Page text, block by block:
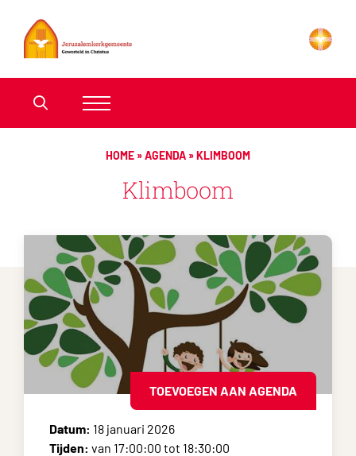
HOME »AGENDA »KLIMBOOM
Klimboom
TOEVOEGEN AAN AGENDA
Datum: 18 januari 2026
Tijden: van 17:00:00 tot 18:30:00